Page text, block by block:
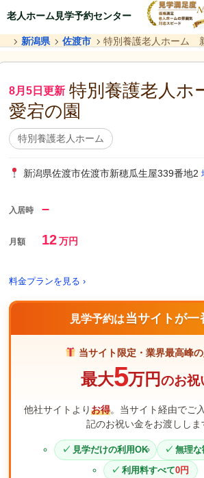
老人ホーム見学予約センター
新潟県 佐渡市 特別養護老人ホーム
8月5日更新 特別養護老人
愛宕の園
特別養護老人ホーム
新潟県佐渡市佐渡市新穂瓜生屋339番地2
入居時 –
月額 12万円
料金プランを見る ›
見学予約は当サイトが一
当サイト限定・業界最高峰
最大5万円のお祝
他社サイトよりお得。当サイト経由でご
記のお祝い金をお渡ししま
見学だけの利用OK
無理な
利用料すべて0円